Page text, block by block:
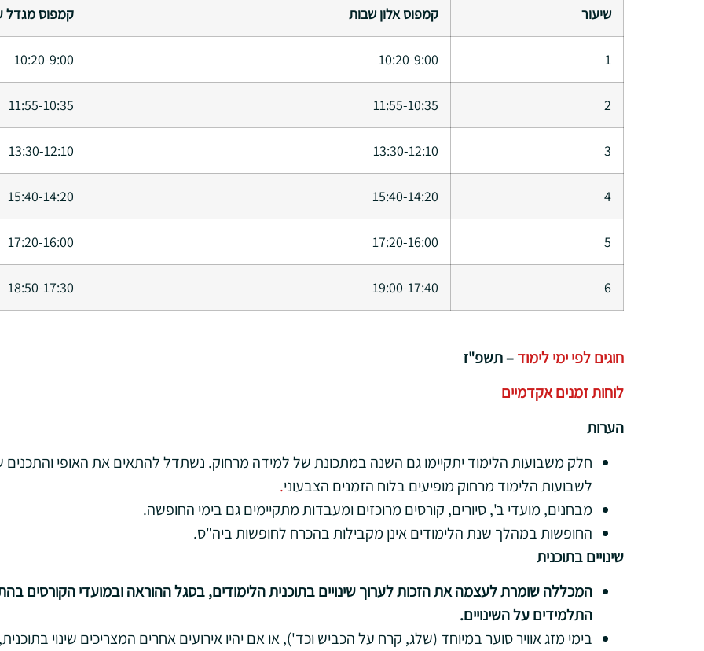
שיעור קמפוס אלון שבות קמפוס מגדל
1
10:20-9:00
10:20-9:00
2
11:55-10:35
11:55-10:35
3
13:30-12:10
13:30-12:10
4
15:40-14:20
15:40-14:20
5
17:20-16:00
17:20-16:00
6
19:00-17:40
18:50-17:30
חוגים לפי ימי לימוד– תשפ"ז
לוחות זמנים אקדמיים
הערות
חלק משבועות הלימוד יתקיימו גם השנה במתכונת של למידה מרחוק. נשתדל להתאים את האופי והתכנים
לשבועות הלימוד מרחוק מופיעים בלוח הזמנים הצבעוני.
מבחנים, מועדי ב', סיורים, קורסים מרוכזים ומעבדות מתקיימים גם בימי החופשה.
החופשות במהלך שנת הלימודים אינן מקבילות בהכרח לחופשות ביה"ס.
שינויים בתוכנית
המכללה שומרת לעצמה את הזכות לערוך שינויים בתוכנית הלימודים, בסגל ההוראה ובמועדי הקורסים
התלמידים על השינויים.
בימי מזג אוויר סוער במיוחד (שלג, קרח על הכביש וכד'), או אם יהיו אירועים אחרים המצריכים שינוי